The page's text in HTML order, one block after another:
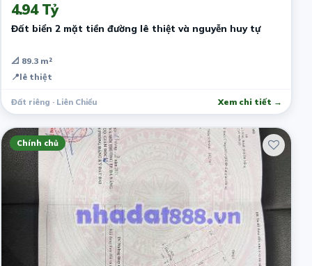
4.94 Tỷ
Đất biển 2 mặt tiền đường lê thiệt và nguyễn huy tự
📐 89.3 m²
📍lê thiệt
Đất riêng · Liên Chiểu Xem chi tiết →
Chính chủ